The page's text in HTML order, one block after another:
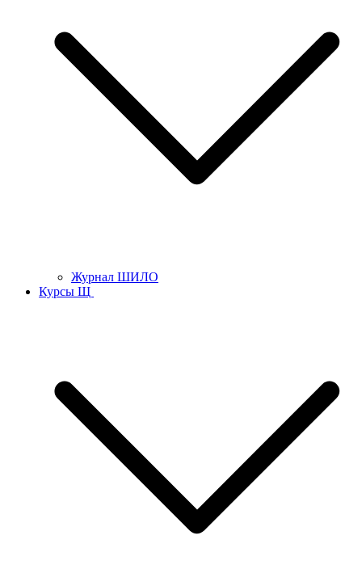
Журнал ШИЛО
Курсы Щ